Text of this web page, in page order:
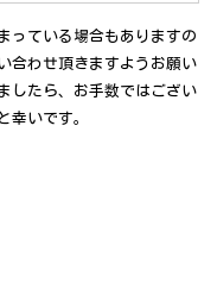
っている場合もありますの
合わせ頂きますようお願い
したら、お手数ではござい
幸いです。